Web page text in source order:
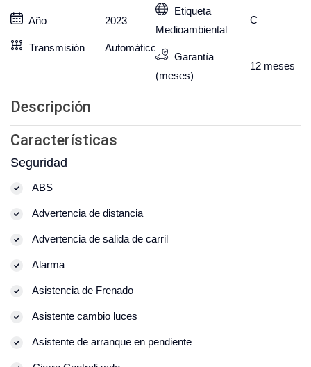
Año 2023
Transmisión Automático
Etiqueta
Medioambiental
C
Garantía
(meses)
12 meses
Descripción
Características
Seguridad
ABS
Advertencia de distancia
Advertencia de salida de carril
Alarma
Asistencia de Frenado
Asistente cambio luces
Asistente de arranque en pendiente